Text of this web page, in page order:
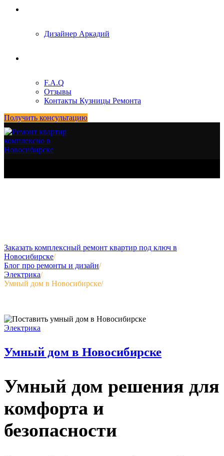
Дизайнер Аркадий
F.A.Q
Отзывы
Контакты Кузницы Ремонта
Получить консультацию
Заказать комплексный ремонт квартир под ключ в
Новосибирске/
Блог про ремонты и дизайн/
Электрика/
Умный дом в Новосибирске/
Электрика
Умный дом в Новосибирске
Умный дом решения для
комфорта и
безопасности